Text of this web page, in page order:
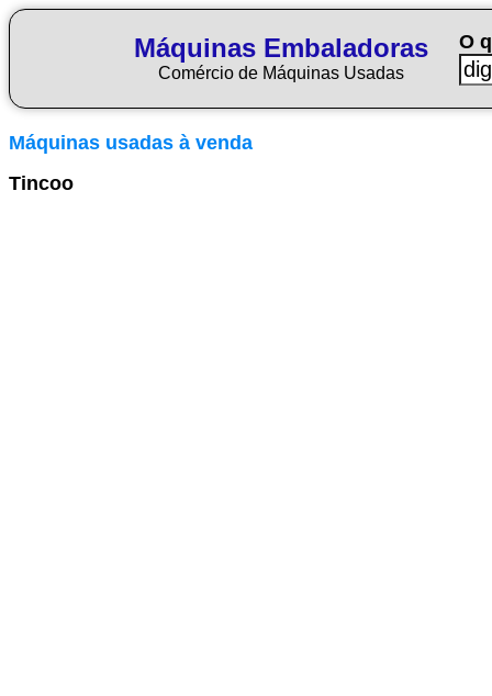
Máquinas Embaladoras
Comércio de Máquinas Usadas
O
Máquinas usadas à venda
Tincoo